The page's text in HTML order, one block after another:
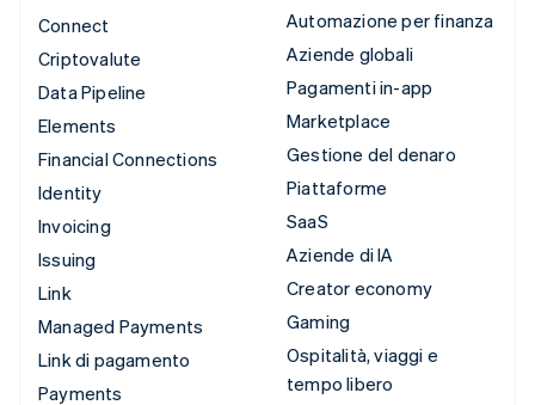
Connect
Criptovalute
Data Pipeline
Elements
Financial Connections
Identity
Invoicing
Issuing
Link
Managed Payments
Link di pagamento
Payments
Automazione per finanza
Aziende globali
Pagamenti in-app
Marketplace
Gestione del denaro
Piattaforme
SaaS
Aziende di IA
Creator economy
Gaming
Ospitalità, viaggi e
tempo libero